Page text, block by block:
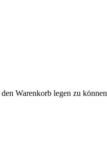
Warenkorb legen zu